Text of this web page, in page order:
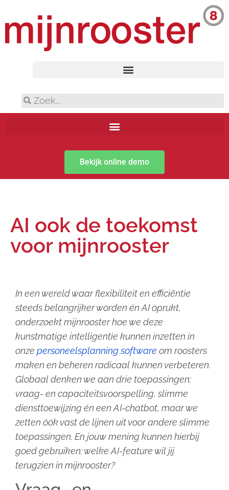
Bekijk online demo
AI ook de toekomst
voor mijnrooster
In een wereld waar flexibiliteit en efficiëntie
steeds belangrijker worden én AI oprukt,
onderzoekt mijnrooster hoe we deze
kunstmatige intelligentie kunnen inzetten in
onze personeelsplanning software om roosters
maken en beheren radicaal kunnen verbeteren.
Globaal denken we aan drie toepassingen;
vraag- en capaciteitsvoorspelling, slimme
diensttoewijzing én een AI-chatbot, maar we
zetten óók vast de lijnen uit voor andere slimme
toepassingen. En jouw mening kunnen hierbij
goed gebruiken: welke AI-feature wil jij
terugzien in mijnrooster?